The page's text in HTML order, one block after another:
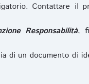
Contattare il
Responsabilità,
di un documento di